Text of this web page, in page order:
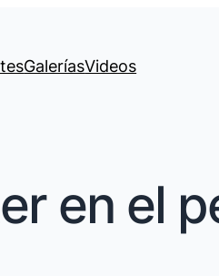
GaleríasVideos
en el